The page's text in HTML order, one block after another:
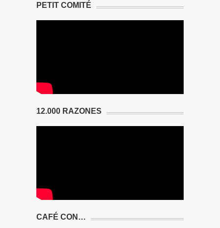
PETIT COMITÉ
12.000 RAZONES
CAFÉ CON…